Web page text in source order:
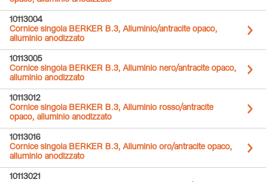
10113004
Cornice singola BERKER B.3, Alluminio/antracite opaco,
alluminio anodizzato
10113005
Cornice singola BERKER B.3, Alluminio nero/antracite opaco,
alluminio anodizzato
10113012
Cornice singola BERKER B.3, Alluminio rosso/antracite
opaco, alluminio anodizzato
10113016
Cornice singola BERKER B.3, Alluminio oro/antracite opaco,
alluminio anodizzato
10113021